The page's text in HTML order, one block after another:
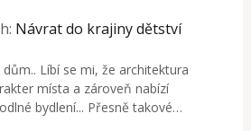
: Návrat do krajiny dětství
Líbí se mi, že architektura
místa a zároveň nabízí
bydlení... Přesně takové…